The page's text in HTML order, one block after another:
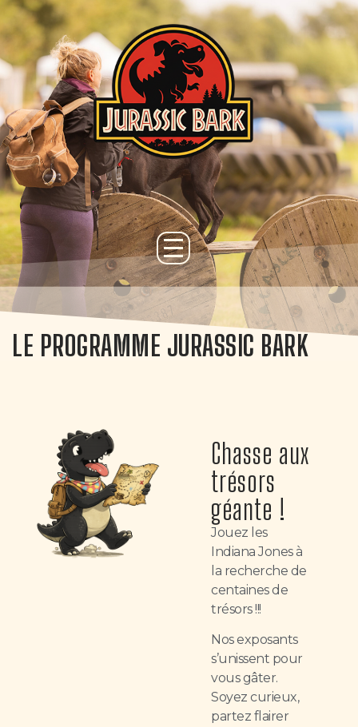
LE PROGRAMME JURASSIC BARK
Chasse aux
trésors
géante !
Jouez les
Indiana Jones à
la recherche de
centaines de
trésors !!!
Nos exposants
s’unissent pour
vous gâter.
Soyez curieux,
partez flairer